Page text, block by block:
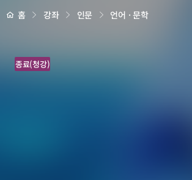
세하
위 홈 강좌 인문 언어 · 문학
기
술
종료(청강)